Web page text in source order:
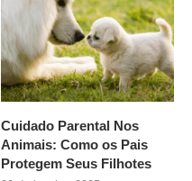
Cuidado Parental Nos
Animais: Como os Pais
Protegem Seus Filhotes